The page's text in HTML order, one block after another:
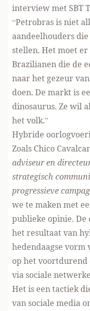
interview met SBT
“Petrobras is niet
aandeelhouders
stellen. Het moet
Brazilianen die de
naar het gezeur
doen. De markt is
dinosaurus. Ze wil
het volk.”
Hybride
Zoals Chico
adviseur en
strategisch
progressieve
we te maken met
publieke opinie.
het resultaat van
hedendaagse
op het
via sociale
Het is een tactiek
van sociale media